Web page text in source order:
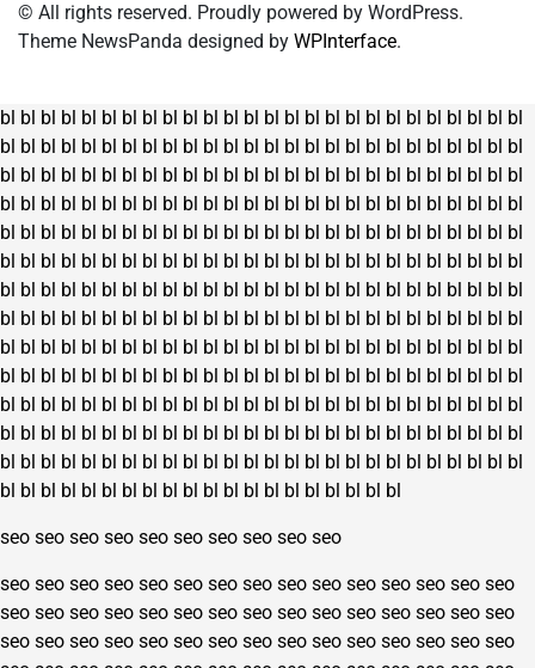
© All rights reserved. Proudly powered by WordPress.
Theme NewsPanda designed by WPInterface.
bl bl bl bl bl bl bl bl bl bl bl bl bl bl bl bl bl bl bl bl bl bl bl bl bl bl
bl bl bl bl bl bl bl bl bl bl bl bl bl bl bl bl bl bl bl bl bl bl bl bl bl bl
bl bl bl bl bl bl bl bl bl bl bl bl bl bl bl bl bl bl bl bl bl bl bl bl bl bl
bl bl bl bl bl bl bl bl bl bl bl bl bl bl bl bl bl bl bl bl bl bl bl bl bl bl
bl bl bl bl bl bl bl bl bl bl bl bl bl bl bl bl bl bl bl bl bl bl bl bl bl bl
bl bl bl bl bl bl bl bl bl bl bl bl bl bl bl bl bl bl bl bl bl bl bl bl bl bl
bl bl bl bl bl bl bl bl bl bl bl bl bl bl bl bl bl bl bl bl bl bl bl bl bl bl
bl bl bl bl bl bl bl bl bl bl bl bl bl bl bl bl bl bl bl bl bl bl bl bl bl bl
bl bl bl bl bl bl bl bl bl bl bl bl bl bl bl bl bl bl bl bl bl bl bl bl bl bl
bl bl bl bl bl bl bl bl bl bl bl bl bl bl bl bl bl bl bl bl bl bl bl bl bl bl
bl bl bl bl bl bl bl bl bl bl bl bl bl bl bl bl bl bl bl bl bl bl bl bl bl bl
bl bl bl bl bl bl bl bl bl bl bl bl bl bl bl bl bl bl bl bl bl bl bl bl bl bl
bl bl bl bl bl bl bl bl bl bl bl bl bl bl bl bl bl bl bl bl bl bl bl bl bl bl
bl bl bl bl bl bl bl bl bl bl bl bl bl bl bl bl bl bl bl bl
seo seo seo seo seo seo seo seo seo seo
seo seo seo seo seo seo seo seo seo seo seo seo seo seo seo
seo seo seo seo seo seo seo seo seo seo seo seo seo seo seo
seo seo seo seo seo seo seo seo seo seo seo seo seo seo seo